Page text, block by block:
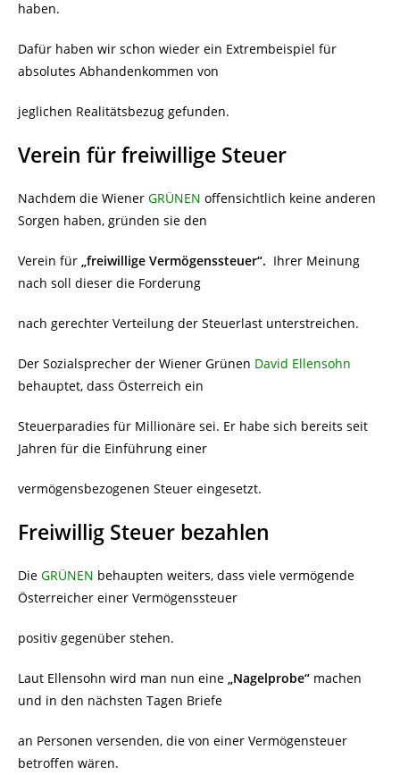
haben.
Dafür haben wir schon wieder ein Extrembeispiel für
absolutes Abhandenkommen von
jeglichen Realitätsbezug gefunden.
Verein für freiwillige Steuer
Nachdem die Wiener GRÜNEN offensichtlich keine anderen
Sorgen haben, gründen sie den
Verein für „freiwillige Vermögenssteuer“. Ihrer Meinung
nach soll dieser die Forderung
nach gerechter Verteilung der Steuerlast unterstreichen.
Der Sozialsprecher der Wiener Grünen David Ellensohn
behauptet, dass Österreich ein
Steuerparadies für Millionäre sei. Er habe sich bereits seit
Jahren für die Einführung einer
vermögensbezogenen Steuer eingesetzt.
Freiwillig Steuer bezahlen
Die GRÜNEN behaupten weiters, dass viele vermögende
Österreicher einer Vermögenssteuer
positiv gegenüber stehen.
Laut Ellensohn wird man nun eine „Nagelprobe“ machen
und in den nächsten Tagen Briefe
an Personen versenden, die von einer Vermögensteuer
betroffen wären.